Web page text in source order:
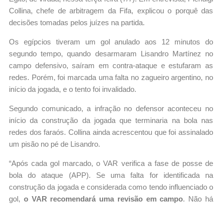
Collina, chefe de arbitragem da Fifa, explicou o porquê das
decisões tomadas pelos juízes na partida.
Os egípcios tiveram um gol anulado aos 12 minutos do
segundo tempo, quando desarmaram Lisandro Martínez no
campo defensivo, saíram em contra-ataque e estufaram as
redes. Porém, foi marcada uma falta no zagueiro argentino, no
início da jogada, e o tento foi invalidado.
Segundo comunicado, a infração no defensoraconteceu no
início da construção da jogadaque terminaria na bola nas
redes dos faraós. Collina ainda acrescentou que foi assinalado
um pisão no pé de Lisandro.
“Após cada gol marcado, o VAR verifica a fase de posse de
bola do ataque (APP). Se uma falta for identificada na
construção da jogada e considerada como tendo influenciado o
gol, o VAR recomendará uma revisão em campo. Não há